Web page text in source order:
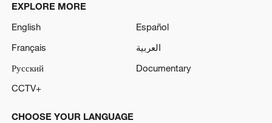
EXPLORE MORE
English
Español
Français
العربية
Русский
Documentary
CCTV+
CHOOSE YOUR LANGUAGE